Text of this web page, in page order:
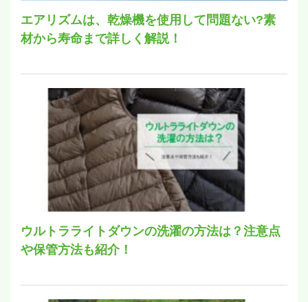
エアリズムは、乾燥機を使用して問題ない?素
材から寿命まで詳しく解説！
ウルトラライトダウンの洗濯の方法は？注意点
や保管方法も紹介！